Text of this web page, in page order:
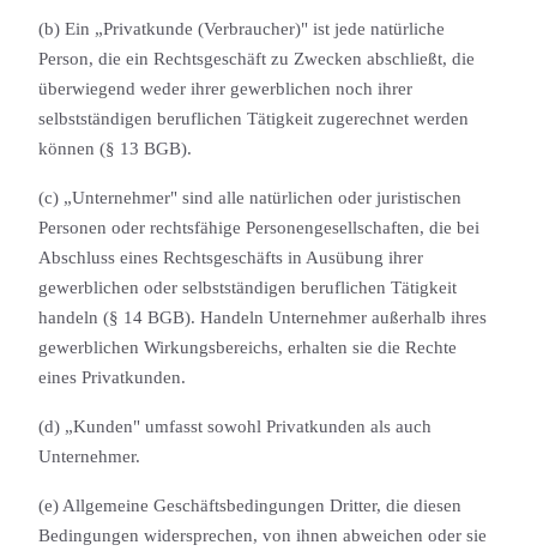
(b) Ein „Privatkunde (Verbraucher)" ist jede natürliche
Person, die ein Rechtsgeschäft zu Zwecken abschließt, die
überwiegend weder ihrer gewerblichen noch ihrer
selbstständigen beruflichen Tätigkeit zugerechnet werden
können (§ 13 BGB).
(c) „Unternehmer" sind alle natürlichen oder juristischen
Personen oder rechtsfähige Personengesellschaft­en, die bei
Abschluss eines Rechtsgeschäfts in Ausübung ihrer
gewerblichen oder selbstständigen beruflichen Tätigkeit
handeln (§ 14 BGB). Handeln Unternehmer außerhalb ihres
gewerblichen Wirkungs­bereichs, erhalten sie die Rechte
eines Privatkunden.
(d) „Kunden" umfasst sowohl Privatkunden als auch
Unternehmer.
(e) Allgemeine Geschäftsbedingung­en Dritter, die diesen
Bedingungen widersprechen, von ihnen abweichen oder sie